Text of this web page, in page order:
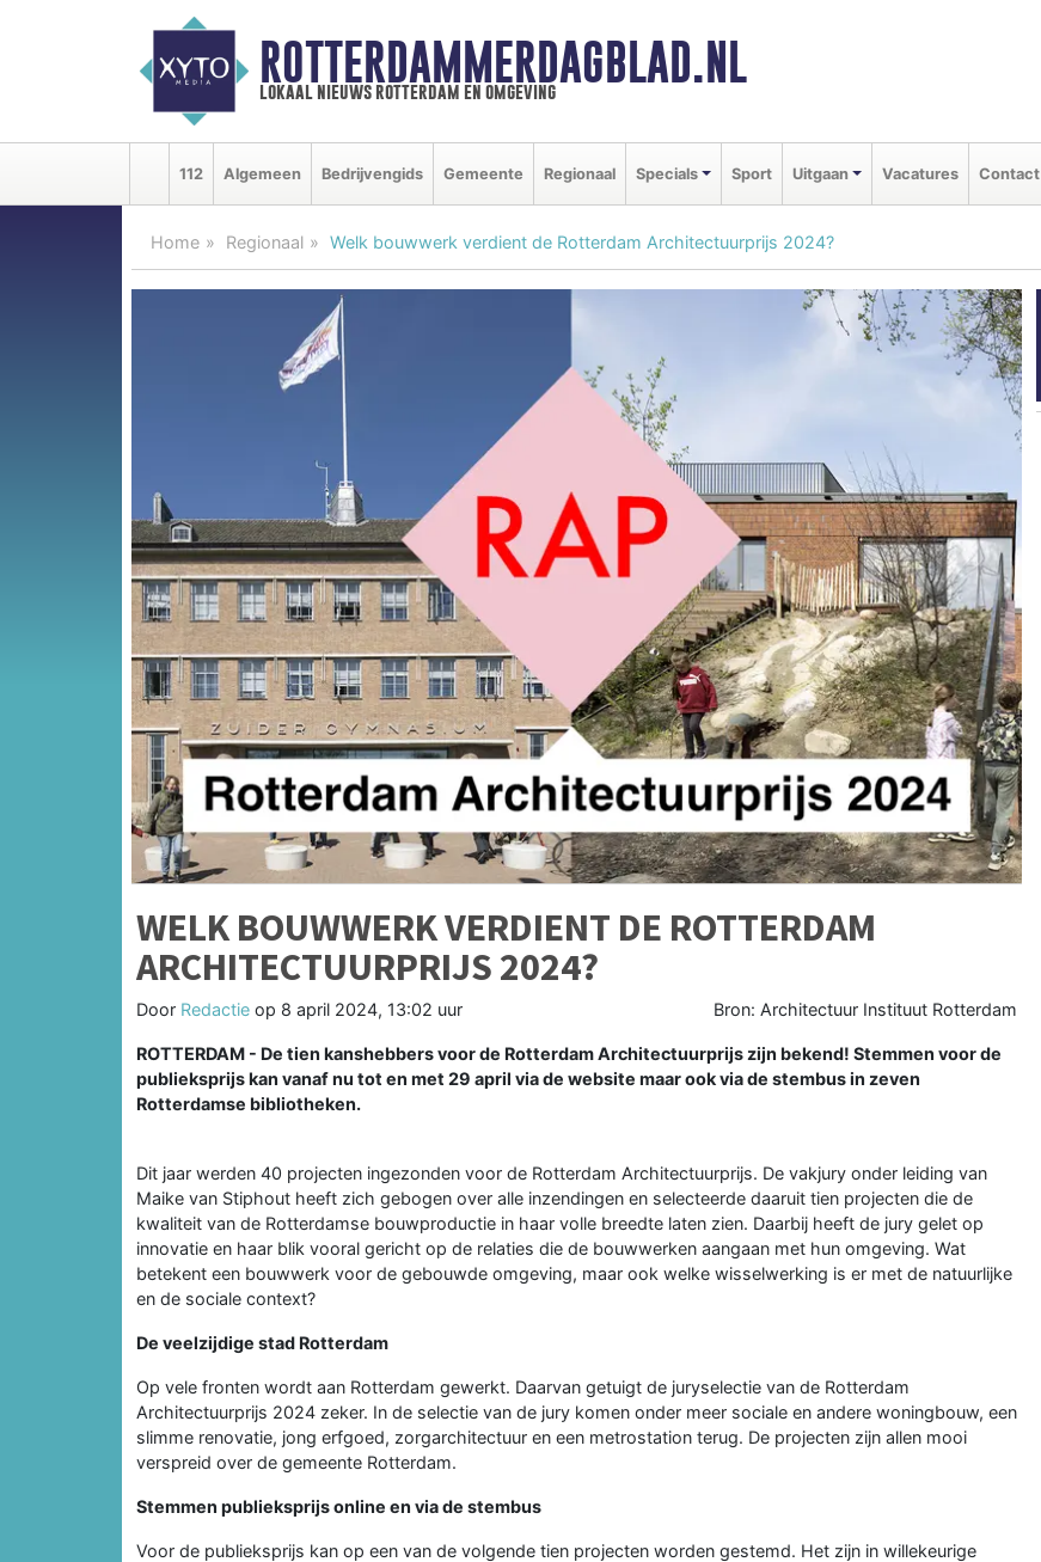
ROTTERDAMMERDAGBLAD.NL
lokaal nieuws rotterdam en omgeving
112 Algemeen Bedrijvengids Gemeente Regionaal Specials Sport Uitgaan Vacatures Contact
Home Regionaal Welk bouwwerk verdient de Rotterdam Architectuurprijs 2024?
WELK BOUWWERK VERDIENT DE ROTTERDAM
ARCHITECTUURPRIJS 2024?
Door Redactie op 8 april 2024, 13:02 uur Bron: Architectuur Instituut Rotterdam
ROTTERDAM - De tien kanshebbers voor de Rotterdam Architectuurprijs zijn bekend! Stemmen voor de
publieksprijs kan vanaf nu tot en met 29 april via de website maar ook via de stembus in zeven
Rotterdamse bibliotheken.
Dit jaar werden 40 projecten ingezonden voor de Rotterdam Architectuurprijs. De vakjury onder leiding van
Maike van Stiphout heeft zich gebogen over alle inzendingen en selecteerde daaruit tien projecten die de
kwaliteit van de Rotterdamse bouwproductie in haar volle breedte laten zien. Daarbij heeft de jury gelet op
innovatie en haar blik vooral gericht op de relaties die de bouwwerken aangaan met hun omgeving. Wat
betekent een bouwwerk voor de gebouwde omgeving, maar ook welke wisselwerking is er met de natuurlijke
en de sociale context?
De veelzijdige stad Rotterdam
Op vele fronten wordt aan Rotterdam gewerkt. Daarvan getuigt de juryselectie van de Rotterdam
Architectuurprijs 2024 zeker. In de selectie van de jury komen onder meer sociale en andere woningbouw, een
slimme renovatie, jong erfgoed, zorgarchitectuur en een metrostation terug. De projecten zijn allen mooi
verspreid over de gemeente Rotterdam.
Stemmen publieksprijs online en via de stembus
Voor de publieksprijs kan op een van de volgende tien projecten worden gestemd. Het zijn in willekeurige